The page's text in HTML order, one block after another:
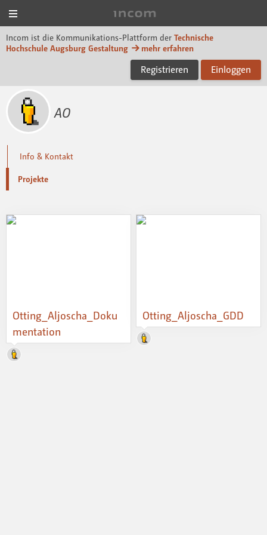
Incom ist die Kommunikations-Plattform der Technische
Hochschule Augsburg Gestaltung
mehr erfahren
Registrieren Einloggen
AO
Info & Kontakt
Projekte
Otting_Aljoscha_Doku
mentation
Otting_Aljoscha_GDD